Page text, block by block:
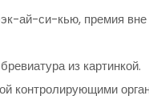
ай-си-кью, премия вне
из картинкой.
контролирующими